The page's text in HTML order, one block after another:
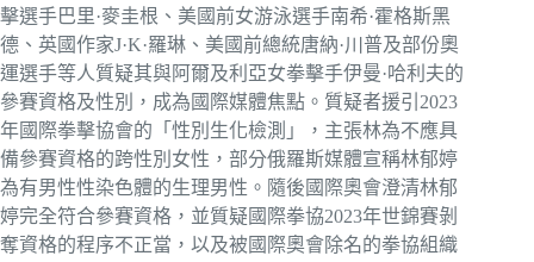
擊選手巴里·麥圭根、美國前女游泳選手南希·霍格斯黑
德、英國作家J·K·羅琳、美國前總統唐納·川普及部份奧
運選手等人質疑其與阿爾及利亞女拳擊手伊曼·哈利夫的
參賽資格及性別，成為國際媒體焦點。質疑者援引2023
年國際拳擊協會的「性別生化檢測」，主張林為不應具
備參賽資格的跨性別女性，部分俄羅斯媒體宣稱林郁婷
為有男性性染色體的生理男性。隨後國際奧會澄清林郁
婷完全符合參賽資格，並質疑國際拳協2023年世錦賽剝
奪資格的程序不正當，以及被國際奧會除名的拳協組織